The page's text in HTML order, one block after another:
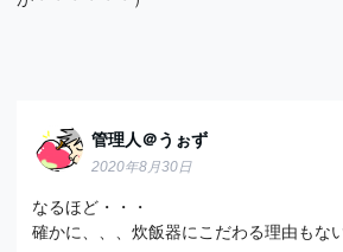
管理人＠うぉず
2020年8月30日
なるほど・・・
確かに、、、炊飯器にこだわる理由もな